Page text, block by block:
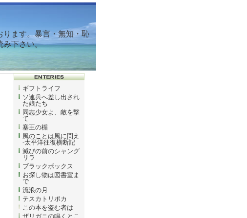
ります。暴言・無知・恥
み下さい。
ギフトライフ
ソ連兵へ差し出され
た娘たち
同志少女よ、敵を撃
て
塞王の楯
風のことは風に問え
-太平洋往復横断記
滅びの前のシャング
リラ
ブラックボックス
お探し物は図書室ま
で
流浪の月
テスカトリポカ
この本を盗む者は
ザリガニの鳴くとこ